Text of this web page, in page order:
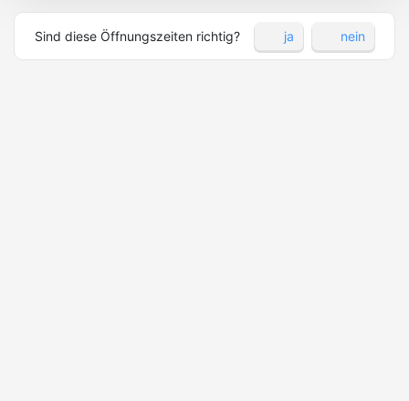
Sind diese Öffnungszeiten richtig? ja nein